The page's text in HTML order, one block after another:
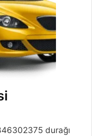
durağı